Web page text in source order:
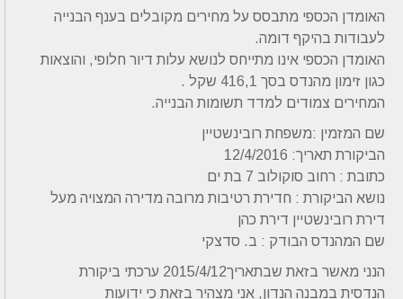
האומדן הכספי מתבסס על מחירים מקובלים בענף הבנייה
לעבודות בהיקף דומה.
האומדן הכספי אינו מתייחס לנושא עלות דיור חלופי, והוצאות
כגון זימון מהנדס בסך 416,1 שקל .
המחירים צמודים למדד תשומות הבנייה.
שם המזמין :משפחת רובינשטיין
הביקורת תאריך: 12/4/2016
כתובת : רחוב סוקולוב 7 בת ים
נושא הביקורת : חדירת רטיבות מרובה מדירה המצויה מעל
דירת רובינשטיין דירת כהן
שם המהנדס הבודק : ב. סדצקי
הנני מאשר בזאת שבתאריך2015/4/12 ערכתי ביקורת
הנדסית במבנה הנדון, אני מצהיר בזאת כי ידועות